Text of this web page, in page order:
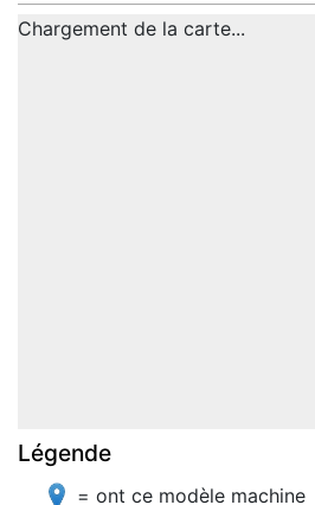
Chargement de la carte...
Légende
= ont ce modèle machine